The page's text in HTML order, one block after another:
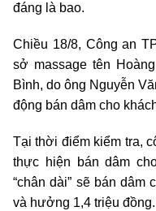
đáng là bao.
Chiều 18/8, Công an
sở massage tên
Bình, do ông Nguyễn
động bán dâm cho
Tại thời điểm kiểm tra,
thực hiện bán dâm
“chân dài” sẽ bán dâm
và hưởng 1,4 triệu đồng.